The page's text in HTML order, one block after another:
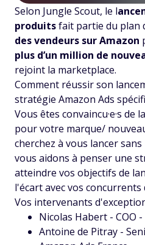
Selon Jungle Scout, le l
produitsfait partie du plan
des vendeurs sur Amazon
plus d’un million de
rejoint la marketplace.
Comment réussir son
stratégie Amazon Ads
Vous êtes convaincu·e·s de
pour votre marque/
cherchez à vous lancer
vous aidons à penser une
atteindre vos objectifs de
l'écart avec vos concurrents
Vos intervenants
Nicolas Habert - COO
Antoine de Pitray -